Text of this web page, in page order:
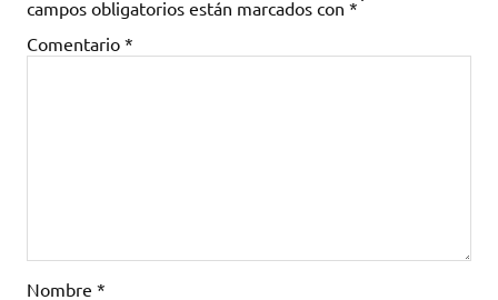
campos obligatorios están marcados con *
Comentario *
Nombre *